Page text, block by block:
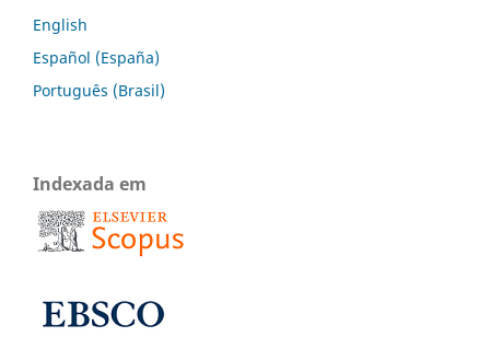
English
Español (España)
Português (Brasil)
Indexada em